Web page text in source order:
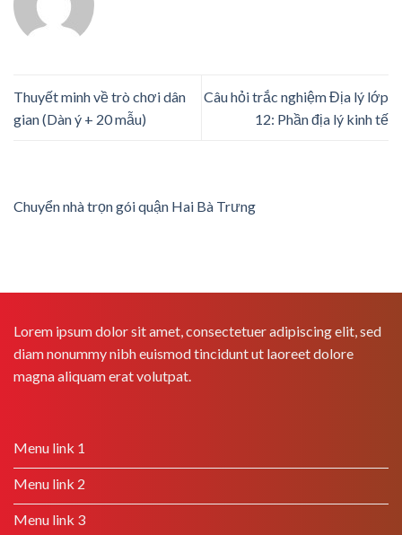
Thuyết minh về trò chơi dân
gian (Dàn ý + 20 mẫu)
Câu hỏi trắc nghiệm Địa lý lớp
12: Phần địa lý kinh tế
Chuyển nhà trọn gói quận Hai Bà Trưng
Lorem ipsum dolor sit amet, consectetuer adipiscing elit, sed
diam nonummy nibh euismod tincidunt ut laoreet dolore
magna aliquam erat volutpat.
Menu link 1
Menu link 2
Menu link 3